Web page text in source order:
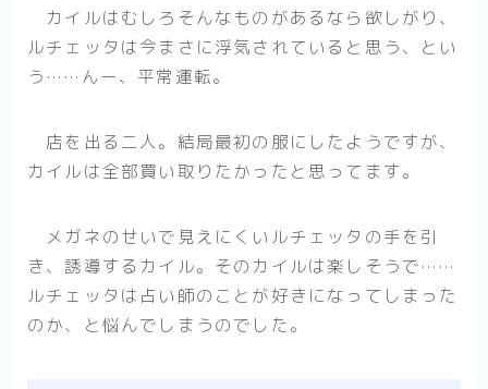
カイルはむしろそんなものがあるなら欲しがり、
ルチェッタは今まさに浮気されていると思う、とい
う……んー、平常運転。
店を出る二人。結局最初の服にしたようですが、
カイルは全部買い取りたかったと思ってます。
メガネのせいで見えにくいルチェッタの手を引
き、誘導するカイル。そのカイルは楽しそうで……
ルチェッタは占い師のことが好きになってしまった
のか、と悩んでしまうのでした。